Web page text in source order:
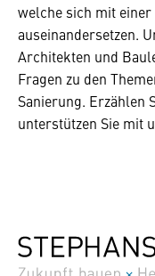
welche sich mit einer
auseinandersetzen.
Architekten und
Fragen zu den
Sanierung. Erzählen
unterstützen Sie mit